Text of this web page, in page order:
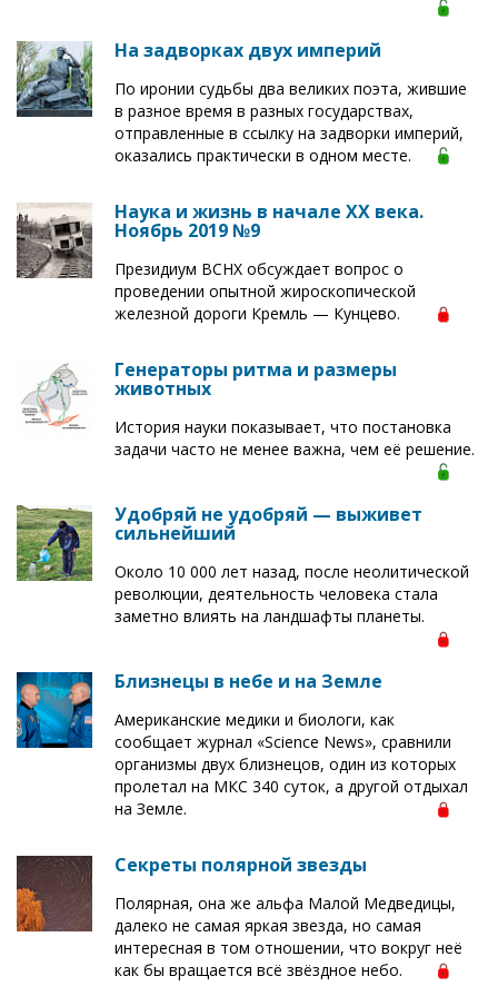
На задворках двух империй
По иронии судьбы два великих поэта, жившие
в разное время в разных государствах,
отправленные в ссылку на задворки империй,
оказались практически в одном месте.
Наука и жизнь в начале XX века.
Ноябрь 2019 №9
Президиум ВСНХ обсуждает вопрос о
проведении опытной жироскопической
железной дороги Кремль — Кунцево.
Генераторы ритма и размеры
животных
История науки показывает, что постановка
задачи часто не менее важна, чем её решение.
Удобряй не удобряй — выживет
сильнейший
Около 10 000 лет назад, после неолитической
революции, деятельность человека стала
заметно влиять на ландшафты планеты.
Близнецы в небе и на Земле
Американские медики и биологи, как
сообщает журнал «Science News», сравнили
организмы двух близнецов, один из которых
пролетал на МКС 340 суток, а другой отдыхал
на Земле.
Секреты полярной звезды
Полярная, она же альфа Малой Медведицы,
далеко не самая яркая звезда, но самая
интересная в том отношении, что вокруг неё
как бы вращается всё звёздное небо.